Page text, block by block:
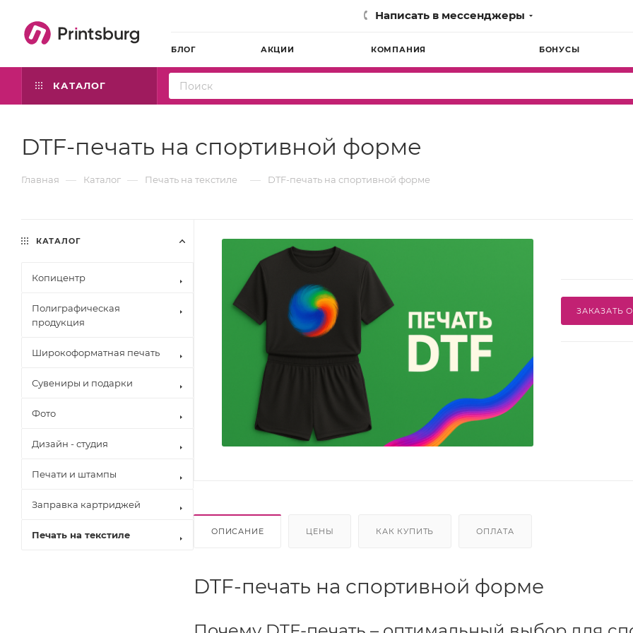
Написать в мессенджеры
БЛОГ АКЦИИ КОМПАНИЯ БОНУСЫ
КАТАЛОГ
DTF-печать на спортивной форме
Главная — Каталог — Печать на текстиле — DTF-печать на спортивной форме
ЗАКАЗАТЬ
ОПИСАНИЕ ЦЕНЫ КАК КУПИТЬ ОПЛАТА
DTF-печать на спортивной форме
КАТАЛОГ
Копицентр
Полиграфическая
продукция
Моно
Перекидные
Карманные
Широкоформатная печать
Сувениры и подарки
Фото
Дизайн - студия
Печати и штампы
Заправка картриджей
Epson
Kyocera
Печать на текстиле